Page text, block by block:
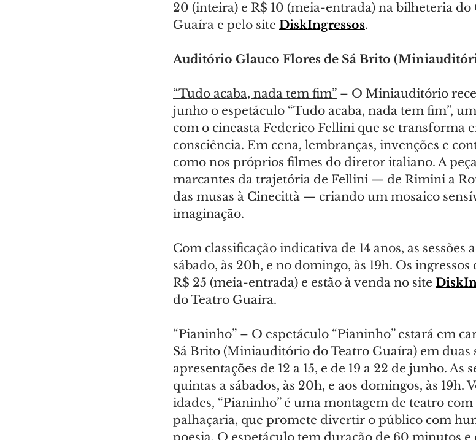
20 (inteira) e R$ 10 (meia-entrada) na bilheteria
Guaíra e pelo site DiskIngressos.
Auditório Glauco Flores de Sá Brito
“Tudo acaba, nada tem fim” – O Miniauditório
junho o espetáculo “Tudo acaba, nada tem fim”,
com o cineasta Federico Fellini que se transforma
consciência. Em cena, lembranças, invenções e
como nos próprios filmes do diretor italiano. A
marcantes da trajetória de Fellini — de Rimini a
das musas à Cinecittà — criando um mosaico
imaginação.
Com classificação indicativa de 14 anos, as sessões
sábado, às 20h, e no domingo, às 19h. Os
R$ 25 (meia-entrada) e estão à venda no site
do Teatro Guaíra.
“Pianinho” – O espetáculo “Pianinho” estará em
Sá Brito (Miniauditório do Teatro Guaíra) em duas
apresentações de 12 a 15, e de 19 a 22 de junho. As
quintas a sábados, às 20h, e aos domingos, às 19h.
idades, “Pianinho” é uma montagem de teatro
palhaçaria, que promete divertir o público com